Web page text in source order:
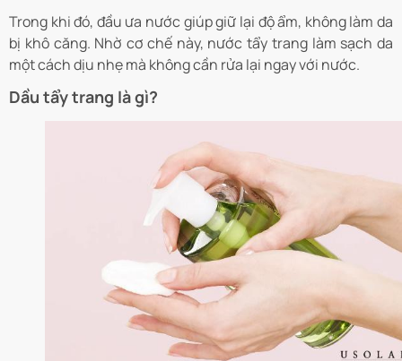
Trong khi đó, đầu ưa nước giúp giữ lại độ ẩm, không làm da
bị khô căng. Nhờ cơ chế này, nước tẩy trang làm sạch da
một cách dịu nhẹ mà không cần rửa lại ngay với nước.
Dầu tẩy trang là gì?